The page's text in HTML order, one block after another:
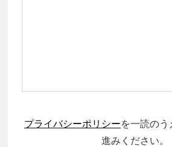
プライバシーポリシーを一読の
進みください。